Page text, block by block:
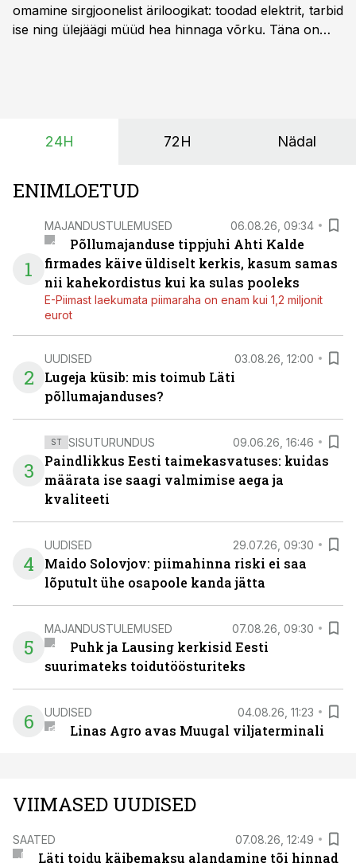
omamine sirgjoonelist äriloogikat: toodad elektrit, tarbid
ise ning ülejäägi müüd hea hinnaga võrku. Täna on
põllumajandusettevõtete jaoks üheks olulisemaks
24H 72H Nädal
ENIMLOETUD
1
MAJANDUSTULEMUSED 06.08.26, 09:34
Põllumajanduse tippjuhi Ahti Kalde
firmades käive üldiselt kerkis, kasum samas
nii kahekordistus kui ka sulas pooleks
E-Piimast laekumata piimaraha on enam kui 1,2 miljonit
eurot
2
UUDISED 03.08.26, 12:00
Lugeja küsib: mis toimub Läti
põllumajanduses?
3
ST SISUTURUNDUS 09.06.26, 16:46
Paindlikkus Eesti taimekasvatuses: kuidas
määrata ise saagi valmimise aega ja
kvaliteeti
4
UUDISED 29.07.26, 09:30
Maido Solovjov: piimahinna riski ei saa
lõputult ühe osapoole kanda jätta
5
MAJANDUSTULEMUSED 07.08.26, 09:30
Puhk ja Lausing kerkisid Eesti
suurimateks toidutöösturiteks
6 UUDISED 04.08.26, 11:23
Linas Agro avas Muugal viljaterminali
VIIMASED UUDISED
SAATED 07.08.26, 12:49
Läti toidu käibemaksu alandamine tõi hinnad